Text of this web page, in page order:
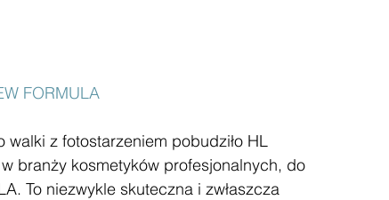
FORMULA
z fotostarzeniem pobudziło HL
branży kosmetyków profesjonalnych, do
To niezwykle skuteczna i zwłaszcza